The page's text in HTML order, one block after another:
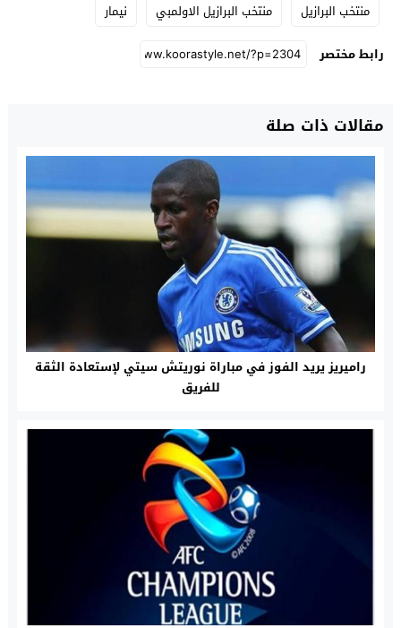
منتخب البرازيل منتخب البرازيل الاولمبي
نيمار
رابط مختصر
مقالات ذات صلة
راميريز يريد الفوز في مباراة نوريتش سيتي لإستعادة الثقة
للفريق